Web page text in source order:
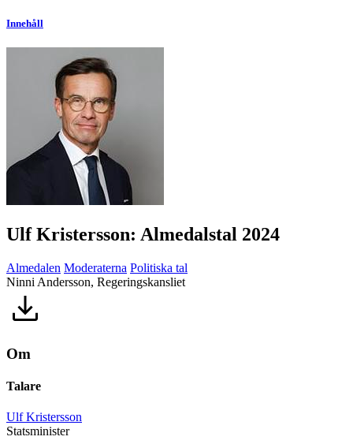
Innehåll
Ulf Kristersson: Almedalstal 2024
Almedalen Moderaterna Politiska tal
Ninni Andersson, Regeringskansliet
Om
Talare
Ulf Kristersson
Statsminister